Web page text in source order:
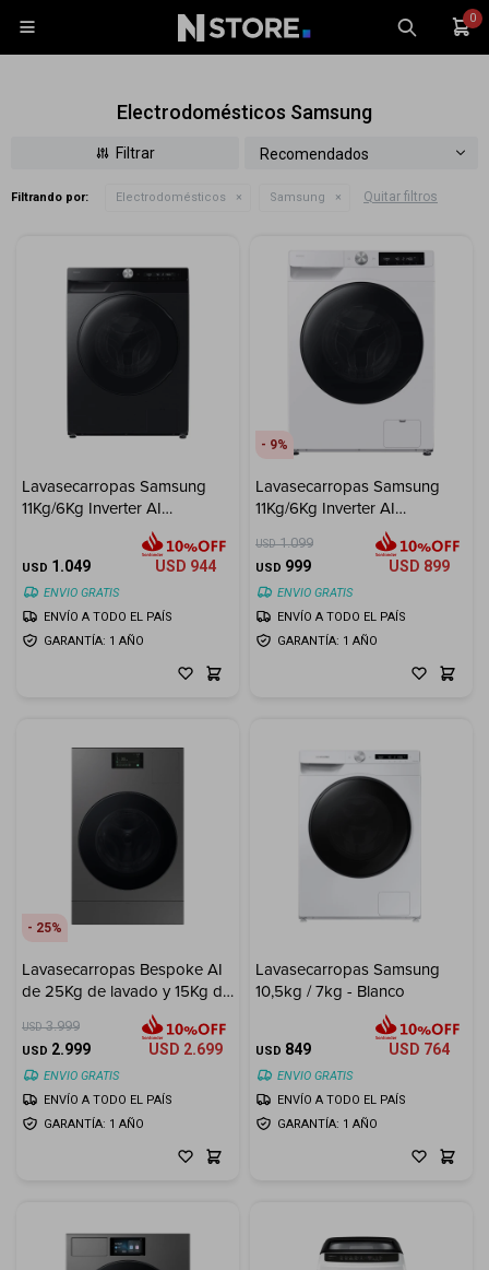
0

Electrodomésticos Samsung
Recomendados
Filtrando por: Electrodomésticos Samsung Quitar filtros
Lavasecarropas Samsung
11Kg/6Kg Inverter AI
USD 1.049 USD 944
ENVIO GRATIS
GARANTÍA: 1 AÑO
ENVÍO A TODO EL PAÍS
9
Lavasecarropas Samsung
11Kg/6Kg Inverter AI
Ecobubble - White
USD 1.099
USD 999 USD 899
ENVIO GRATIS
GARANTÍA: 1 AÑO
ENVÍO A TODO EL PAÍS
25
Lavasecarropas Bespoke AI
de 25Kg de lavado y 15Kg de
USD 3.999
USD 2.999 USD 2.699
ENVIO GRATIS
GARANTÍA: 1 AÑO
ENVÍO A TODO EL PAÍS
Lavasecarropas Samsung
10,5kg / 7kg - Blanco
USD 849 USD 764
ENVIO GRATIS
GARANTÍA: 1 AÑO
ENVÍO A TODO EL PAÍS
Tecnología
Hogar
Cuenta
Tablets